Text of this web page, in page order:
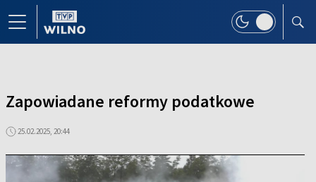
Zapowiadane reformy podatkowe
25.02.2025, 20:44